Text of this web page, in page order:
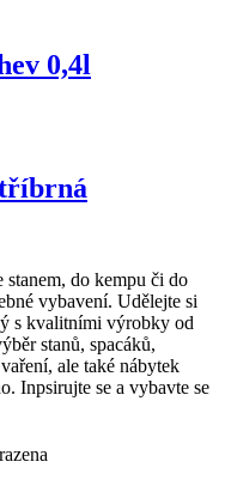
0,4l
do kempu či do
vybavení. Udělejte si
s kvalitními výrobky od
stanů, spacáků,
ale také nábytek
Inpsirujte se a vybavte se